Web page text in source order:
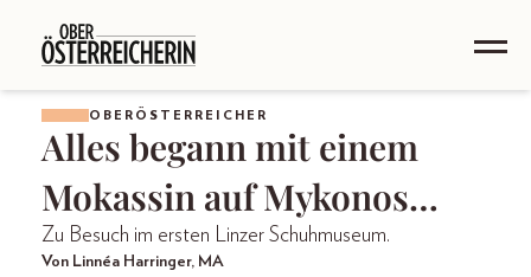
OBERÖSTERREICHER
Alles begann mit einem
Mokassin auf Mykonos…
Zu Besuch im ersten Linzer Schuhmuseum.
Von Linnéa Harringer, MA